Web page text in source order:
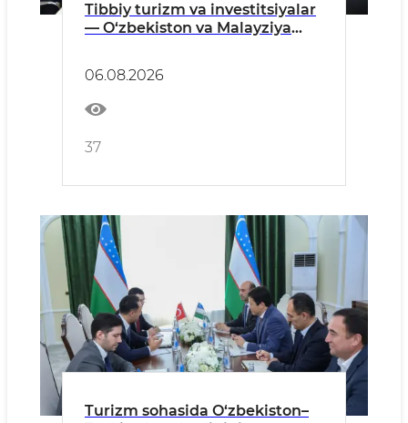
Tibbiy turizm va investitsiyalar
— O‘zbekiston va Malayziya
06.08.2026
37
Turizm sohasida O‘zbekiston–